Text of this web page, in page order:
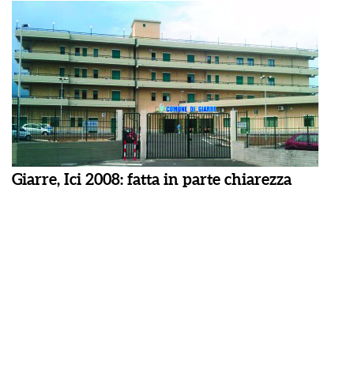
Giarre, Ici 2008: fatta in parte chiarezza